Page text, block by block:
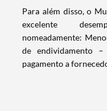
Para além disso, o
excelente
nomeadamente:
de endividamento
pagamento a